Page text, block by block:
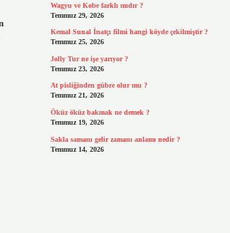
Wagyu ve Kobe farklı mıdır ?
Temmuz 29, 2026
Kemal Sunal İnatçı filmi hangi köyde çekilmiştir ?
Temmuz 25, 2026
Jolly Tur ne işe yarıyor ?
Temmuz 23, 2026
At pisliğinden gübre olur mu ?
Temmuz 21, 2026
Öküz öküz bakmak ne demek ?
Temmuz 19, 2026
Sakla samanı gelir zamanı anlamı nedir ?
Temmuz 14, 2026